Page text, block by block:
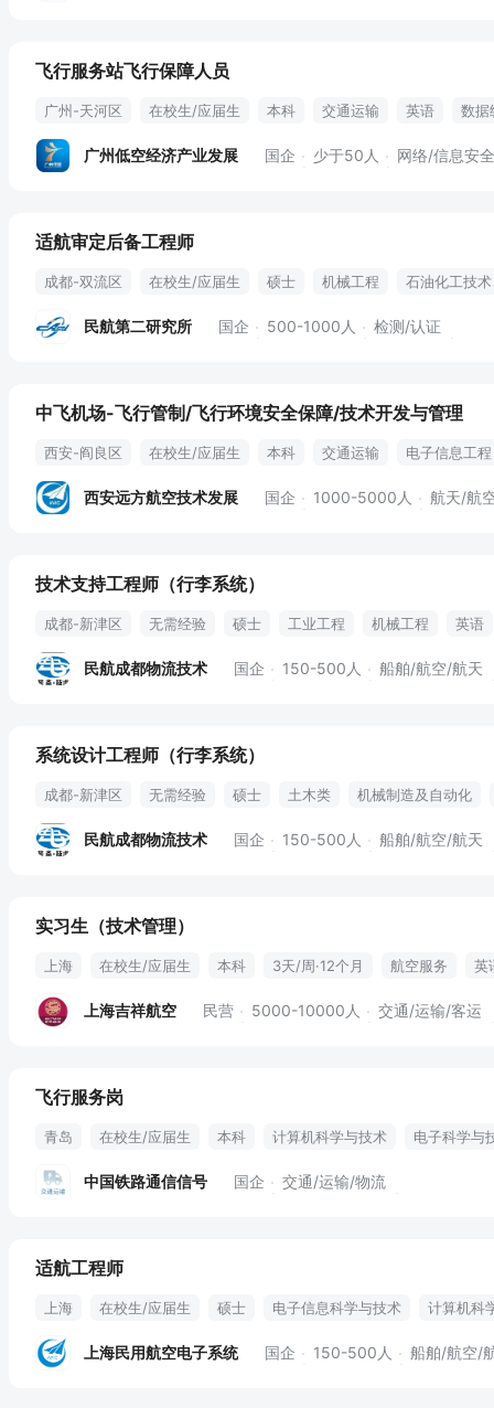
飞行服务站飞行保障人员
广州-天河区 在校生/应届生 本科 交通运输 英语
数据
带薪年假
广州低空经济产业发展 国企 少于50人 网络/信息安全
适航审定后备工程师
成都-双流区 在校生/应届生 硕士 机械工程
石油化工技术
包工作餐
民航第二研究所 国企 500-1000人 检测/认证
中飞机场-飞行管制/飞行环境安全保障/技术开发与管理
西安-阎良区 在校生/应届生 本科 交通运输
电子信息工程
计算机科学
绩效奖金
西安远方航空技术发展 国企 1000-5000人 航天/航
技术支持工程师（行李系统）
成都-新津区 无需经验 硕士 工业工程 机械工程
英语
自动化
民航成都物流技术 国企 150-500人 船舶/航空/航天
系统设计工程师（行李系统）
成都-新津区 无需经验 硕士 土木类
机械制造及自动化
方案设计
技术宣讲
民航成都物流技术 国企 150-500人 船舶/航空/航天
实习生（技术管理）
上海 在校生/应届生 本科 3天/周·12个月 航空服务
英
民航
上海吉祥航空 民营 5000-10000人 交通/运输/客运
飞行服务岗
青岛 在校生/应届生 本科 计算机科学与技术
电子科学与
六险二金
中国铁路通信信号 国企 交通/运输/物流
适航工程师
上海 在校生/应届生 硕士 电子信息科学与技术 计算机科
上海民用航空电子系统 国企 150-500人 船舶/航空/